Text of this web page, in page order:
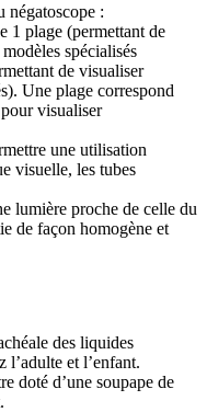
négatoscope :
1 plage (permettant de
spécialisés
de visualiser
Une plage correspond
visualiser
une utilisation
visuelle, les tubes
lumière proche de celle du
de façon homogène et
des liquides
l’adulte et l’enfant.
doté d’une soupape de